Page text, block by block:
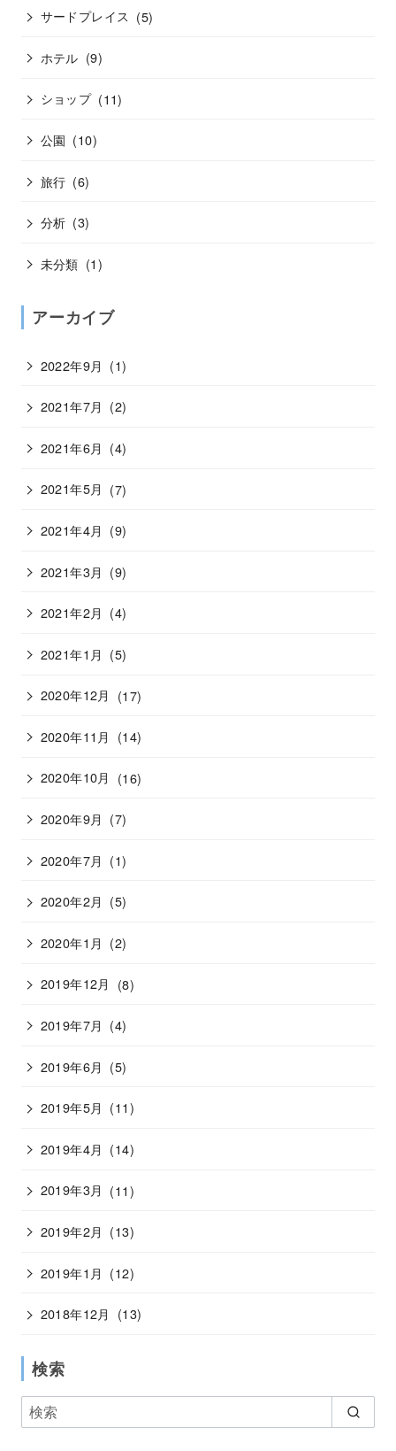
サードプレイス (5)
ホテル (9)
ショップ (11)
公園 (10)
旅行 (6)
分析 (3)
未分類 (1)
アーカイブ
2022年9月 (1)
2021年7月 (2)
2021年6月 (4)
2021年5月 (7)
2021年4月 (9)
2021年3月 (9)
2021年2月 (4)
2021年1月 (5)
2020年12月 (17)
2020年11月 (14)
2020年10月 (16)
2020年9月 (7)
2020年7月 (1)
2020年2月 (5)
2020年1月 (2)
2019年12月 (8)
2019年7月 (4)
2019年6月 (5)
2019年5月 (11)
2019年4月 (14)
2019年3月 (11)
2019年2月 (13)
2019年1月 (12)
2018年12月 (13)
検索